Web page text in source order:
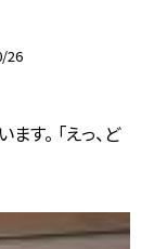
26
す。 「えっ、ど